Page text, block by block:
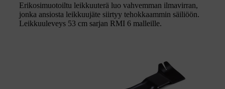
Erikosimuotoiltu leikkuuterä luo vahvemman ilmavirran,
jonka ansiosta leikkuujäte siirtyy tehokkaammin säiliöön.
Leikkuuleveys 53 cm sarjan RMI 6 malleille.